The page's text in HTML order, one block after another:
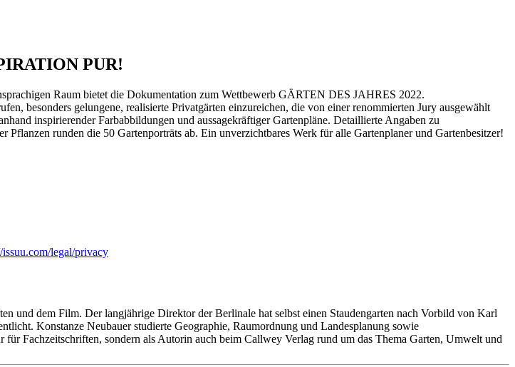
PUR!
Raum bietet die Dokumentation zum Wettbewerb GÄRTEN DES JAHRES 2022.
besonders gelungene, realisierte Privatgärten einzureichen, die von einer renommierten Jury ausgewählt
inspirierender Farbabbildungen und aussagekräftiger Gartenpläne. Detaillierte Angaben zu
runden die 50 Gartenporträts ab. Ein unverzichtbares Werk für alle Gartenplaner und Gartenbesitzer!
issuu.com/legal/privacy
und dem Film. Der langjährige Direktor der Berlinale hat selbst einen Staudengarten nach Vorbild von Karl
Konstanze Neubauer studierte Geographie, Raumordnung und Landesplanung sowie
Fachzeitschriften, sondern als Autorin auch beim Callwey Verlag rund um das Thema Garten, Umwelt und